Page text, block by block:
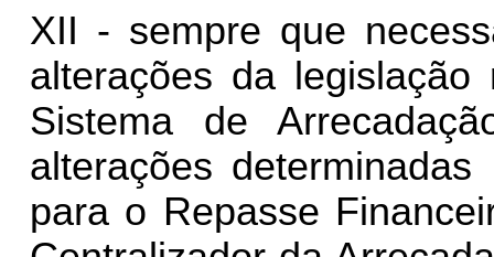
XII - sempre que
alterações da
Sistema de
alterações
para o Repasse